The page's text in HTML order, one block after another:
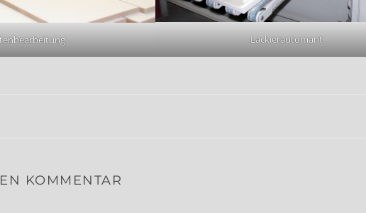
Lackierautomant
KOMMENTAR